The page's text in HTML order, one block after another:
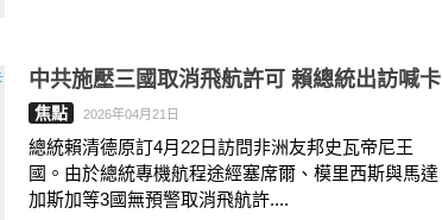
中共施壓三國取消飛航許可 賴總統出訪喊卡
焦點 2026年04月21日
總統賴清德原訂4月22日訪問非洲友邦史瓦帝尼王
國。由於總統專機航程途經塞席爾、模里西斯與馬達
加斯加等3國無預警取消飛航許....